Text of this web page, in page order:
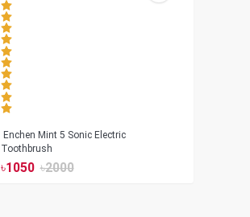
Enchen Mint 5 Sonic Electric
Toothbrush
৳1050 ৳2000